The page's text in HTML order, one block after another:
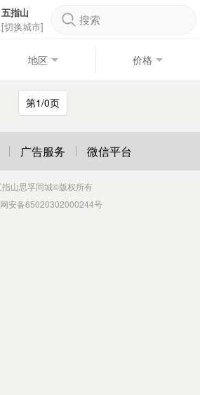
五指山
[切换城市]
搜索
地区 价格
第1/0页
广告服务 微信平台
指山思孚同城©版权所有
安备65020302000244号